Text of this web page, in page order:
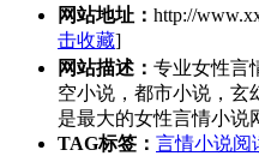
网站地址： http://
击收藏]
网站描述： 专业女性言
空小说，都市小说，玄
是最大的女性言情小说
TAG标签： 言情小说阅